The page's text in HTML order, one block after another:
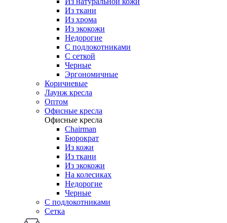
Из ткани
Из хрома
Из экокожи
Недорогие
С подлокотниками
С сеткой
Черные
Эргономичные
Коричневые
Лаунж кресла
Оптом
Офисные кресла
Офисные кресла
Chairman
Бюрократ
Из кожи
Из ткани
Из экокожи
На колесиках
Недорогие
Черные
С подлокотниками
Сетка